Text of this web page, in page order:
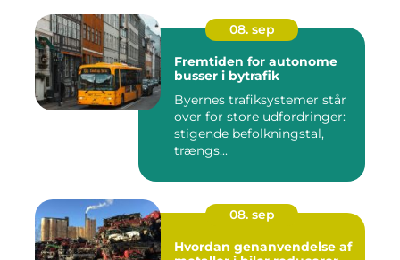
08. sep
Fremtiden for autonome
busser i bytrafik
Byernes trafiksystemer står
over for store udfordringer:
stigende befolkningstal,
trængs...
08. sep
Hvordan genanvendelse af